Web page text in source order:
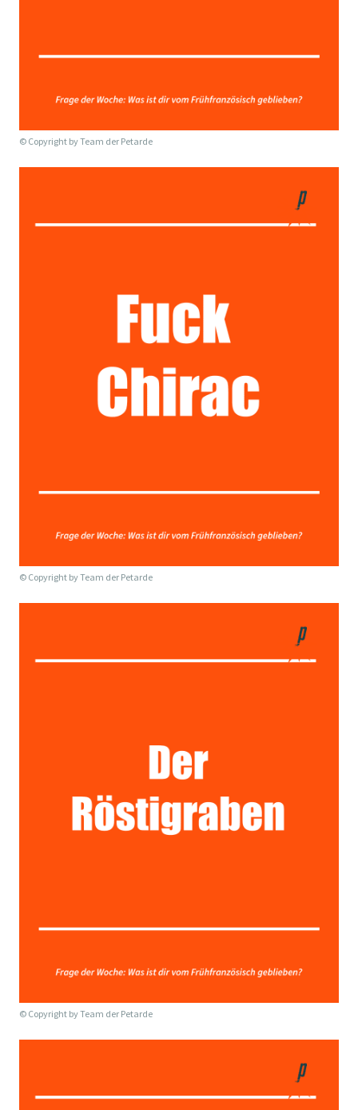
© Copyright byTeam der Petarde
© Copyright byTeam der Petarde
© Copyright byTeam der Petarde